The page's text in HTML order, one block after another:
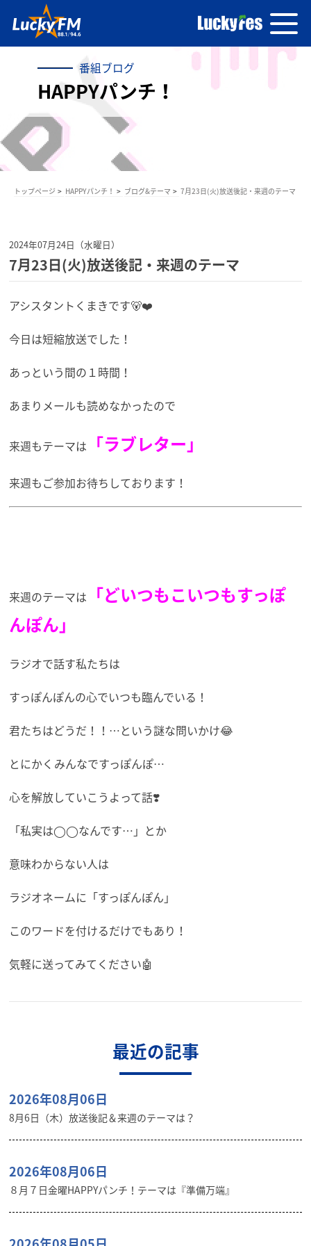
番組ブログ
HAPPYパンチ！
トップページ HAPPYパンチ！ ブログ&テーマ 7月23日(火)放送後記・来週のテーマ
2024年07月24日（水曜日）
7月23日(火)放送後記・来週のテーマ
アシスタントくまきです🐻❤️
今日は短縮放送でした！
あっという間の１時間！
あまりメールも読めなかったので
来週もテーマは 「ラブレター」
来週もご参加お待ちしております！
来週のテーマは
「どいつもこいつもすっぽ
んぽん」
ラジオで話す私たちは
すっぽんぽんの心でいつも臨んでいる！
君たちはどうだ！！…という謎な問いかけ😂
とにかくみんなですっぽんぽ…
心を解放していこうよって話❣️
「私実は◯◯なんです…」とか
意味わからない人は
ラジオネームに「すっぽんぽん」
このワードを付けるだけでもあり！
気軽に送ってみてください🤖
最近の記事
2026年08月06日
8月6日（木）放送後記＆来週のテーマは？
2026年08月06日
８月７日金曜HAPPYパンチ！テーマは『準備万端』